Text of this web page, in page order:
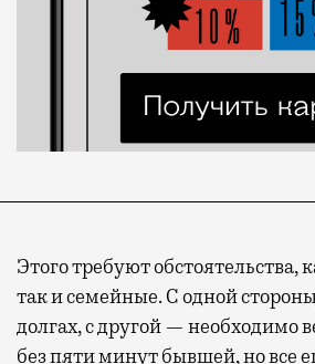
Современный путешественник
с собой не только чемодан, но и
А ожидание рейса все чаще
не в потерянное время, а в
Этого требуют обстоятельства,
так и семейные. С одной
долгах, с другой — необходимо
без пяти минут бывшей, но все